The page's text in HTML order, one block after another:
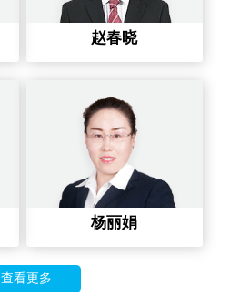
赵春晓
杨丽娟
查看更多